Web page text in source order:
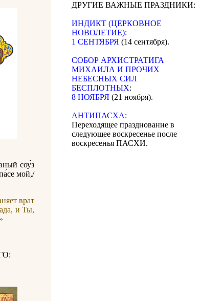
соу́з
мой,/
врат
и Ты,
ДРУГИЕ ВАЖНЫЕ ПРАЗДНИКИ:
ИНДИКТ (ЦЕРКОВНОЕ
НОВОЛЕТИЕ):
1 СЕНТЯБРЯ (14 сентября).
CОБОР АРХИСТРАТИГА
МИХАИЛА И ПРОЧИХ
НЕБЕСНЫХ СИЛ
БЕСПЛОТНЫХ:
8 НОЯБРЯ (21 ноября).
АНТИПАСХА:
Переходящее празднование в
следующее воскресенье после
воскресенья ПАСХИ.